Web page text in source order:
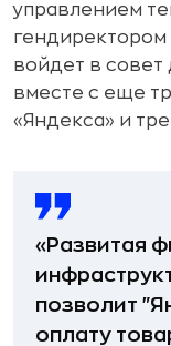
управлением
войдет в совет
вместе с еще
«Яндекса» и
«Развитая
позволит
оплату